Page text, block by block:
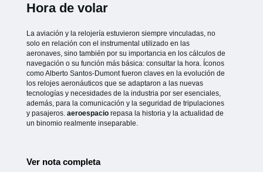
Hora de volar
La aviación y la relojería estuvieron siempre vinculadas, no
solo en relación con el instrumental utilizado en las
aeronaves, sino también por su importancia en los cálculos de
navegación o su función más básica: consultar la hora. Íconos
como Alberto Santos-Dumont fueron claves en la evolución de
los relojes aeronáuticos que se adaptaron a las nuevas
tecnologías y necesidades de la industria por ser esenciales,
además, para la comunicación y la seguridad de tripulaciones
y pasajeros. aeroespacio repasa la historia y la actualidad de
un binomio realmente inseparable.
Ver nota completa